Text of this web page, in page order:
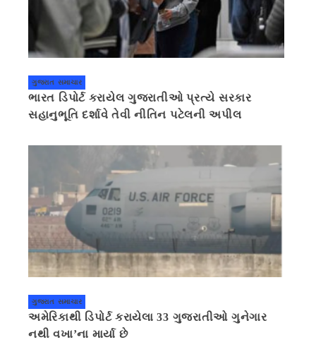
ગુજરાત સમાચાર
ભારત ડિપોર્ટ કરાયેલ ગુજરાતીઓ પ્રત્યે સરકાર
સહાનુભૂતિ દર્શાવે તેવી નીતિન પટેલની અપીલ
ગુજરાત સમાચાર
અમેરિકાથી ડિપોર્ટ કરાયેલા 33 ગુજરાતીઓ ગુનેગાર
નથી વખા’ના માર્યા છે